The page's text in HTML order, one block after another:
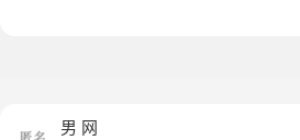
男 网